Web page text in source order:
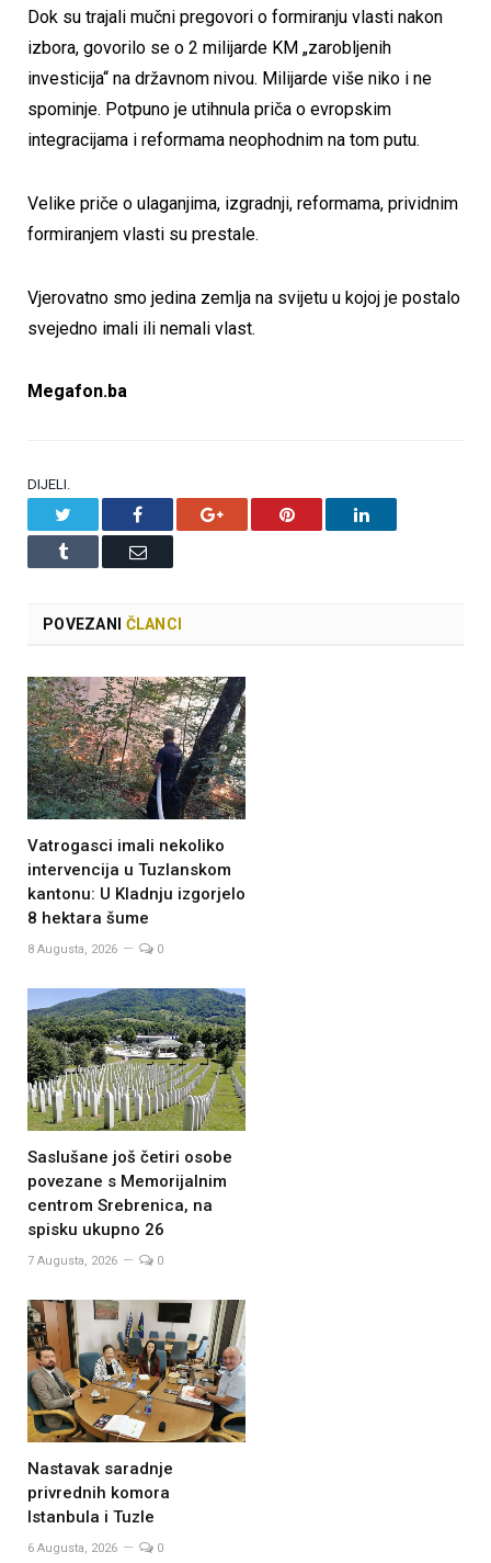
Dok su trajali mučni pregovori o formiranju vlasti nakon
izbora, govorilo se o 2 milijarde KM „zarobljenih
investicija“ na državnom nivou. Milijarde više niko i ne
spominje. Potpuno je utihnula priča o evropskim
integracijama i reformama neophodnim na tom putu.
Velike priče o ulaganjima, izgradnji, reformama, prividnim
formiranjem vlasti su prestale.
Vjerovatno smo jedina zemlja na svijetu u kojoj je postalo
svejedno imali ili nemali vlast.
Megafon.ba
DIJELI.
Facebook Google+ Pinterest LinkedIn
Tumblr Email
POVEZANI ČLANCI
Vatrogasci imali nekoliko
intervencija u Tuzlanskom
kantonu: U Kladnju izgorjelo
8 hektara šume
8 Augusta, 2026 0
Saslušane još četiri osobe
povezane s Memorijalnim
centrom Srebrenica, na
spisku ukupno 26
7 Augusta, 2026 0
Nastavak saradnje
privrednih komora
Istanbula i Tuzle
6 Augusta, 2026 0